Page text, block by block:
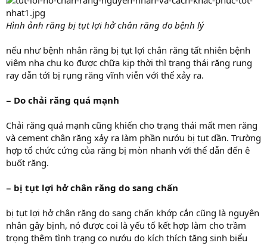
Hình ảnh răng bị tụt lợi hở chân răng do bệnh lý
nếu như bệnh nhân răng bị tụt lợi chân răng tất nhiên bệnh
viêm nha chu ko được chữa kịp thời thì trạng thái răng rung
ray dẫn tới bị rụng răng vĩnh viễn với thể xảy ra.
− Do chải răng quá mạnh
Chải răng quá mạnh cũng khiến cho trạng thái mất men răng
và cement chân răng xảy ra làm phần nướu bị tụt dần. Trường
hợp tổ chức cứng của răng bị mòn nhanh với thể dẫn đến ê
buốt răng.
− bị tụt lợi hở chân răng do sang chấn
bị tụt lợi hở chân răng do sang chấn khớp cắn cũng là nguyên
nhân gây bịnh, nó được coi là yếu tố kết hợp làm cho trầm
trọng thêm tình trạng co nướu do kích thích tăng sinh biểu